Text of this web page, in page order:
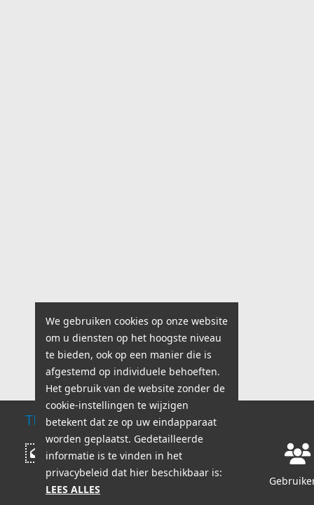
TECHNISCHE ONDERSTEUNING
Bericht schrijven
Werkuren:
za - zo: 8:00 - 14:00
We gebruiken cookies op onze website
om u diensten op het hoogste niveau
te bieden, ook op een manier die is
afgestemd op individuele behoeften.
Het gebruik van de website zonder de
cookie-instellingen te wijzigen
betekent dat ze op uw eindapparaat
worden geplaatst. Gedetailleerde
informatie is te vinden in het
privacybeleid dat hier beschikbaar is:
LEES ALLES